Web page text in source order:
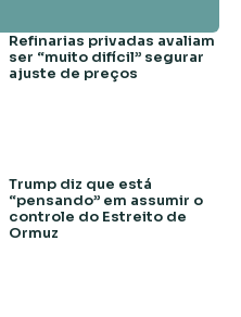
Refinarias privadas avaliam
ser “muito difícil” segurar
ajuste de preços
Trump diz que está
“pensando” em assumir o
controle do Estreito de
Ormuz